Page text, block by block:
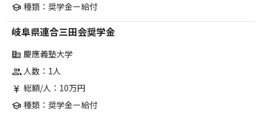
school 種類：奨学金ー給付
岐阜県連合三田会奨学金
corporate_fare 慶應義塾大学
group 人数：1人
currency_yen 総額/人：10万円
school 種類：奨学金ー給付